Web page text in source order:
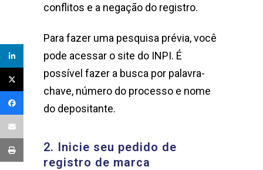
conflitos e a negação do registro.
Para fazer uma pesquisa prévia, você
pode acessar o site do INPI. É
possível fazer a busca por palavra-
chave, número do processo e nome
do depositante.
2. Inicie seu pedido de
registro de marca